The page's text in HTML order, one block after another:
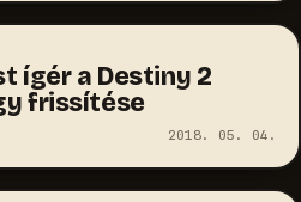
ígér a Destiny 2
frissítése
2018. 05. 04.